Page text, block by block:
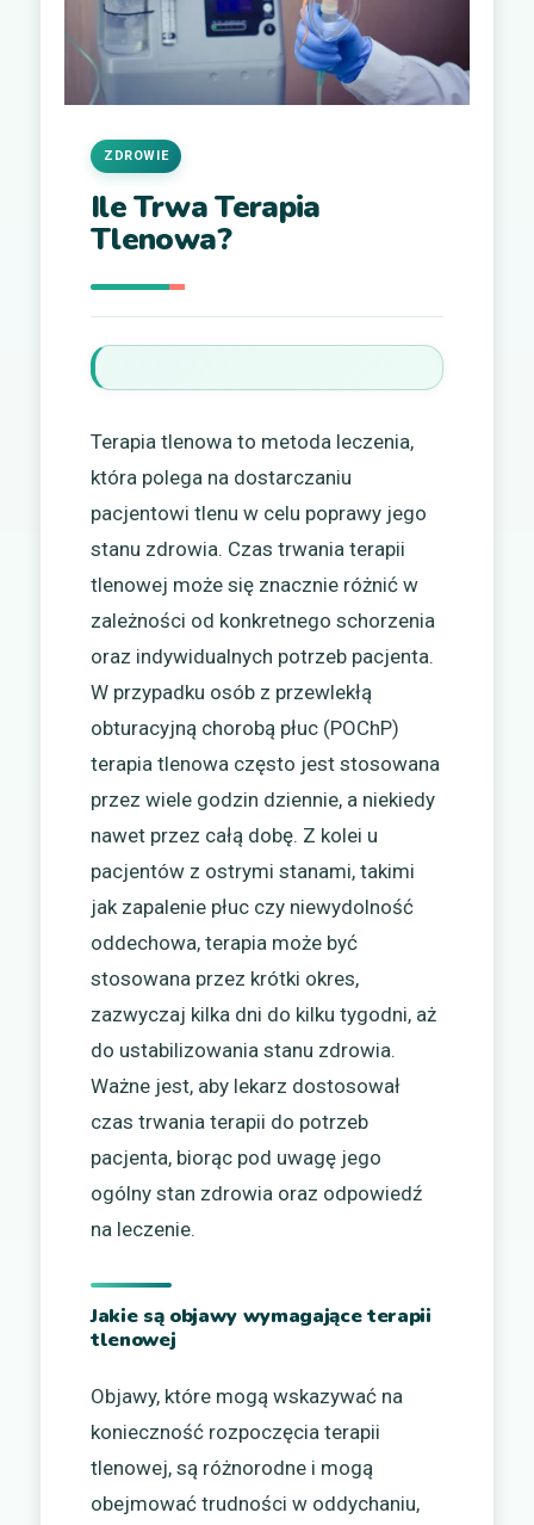
Ile Trwa Terapia
Tlenowa?
ZDROWIE
Terapia tlenowa to metoda leczenia,
która polega na dostarczaniu
pacjentowi tlenu w celu poprawy jego
stanu zdrowia. Czas trwania terapii
tlenowej może się znacznie różnić w
zależności od konkretnego schorzenia
oraz indywidualnych potrzeb pacjenta.
W przypadku osób z przewlekłą
obturacyjną chorobą płuc (POChP)
terapia tlenowa często jest stosowana
przez wiele godzin dziennie, a niekiedy
nawet przez całą dobę. Z kolei u
pacjentów z ostrymi stanami, takimi
jak zapalenie płuc czy niewydolność
oddechowa, terapia może być
stosowana przez krótki okres,
zazwyczaj kilka dni do kilku tygodni, aż
do ustabilizowania stanu zdrowia.
Ważne jest, aby lekarz dostosował
czas trwania terapii do potrzeb
pacjenta, biorąc pod uwagę jego
ogólny stan zdrowia oraz odpowiedź
na leczenie.
Jakie są objawy wymagające terapii
tlenowej
Objawy, które mogą wskazywać na
konieczność rozpoczęcia terapii
tlenowej, są różnorodne i mogą
obejmować trudności w oddychaniu,